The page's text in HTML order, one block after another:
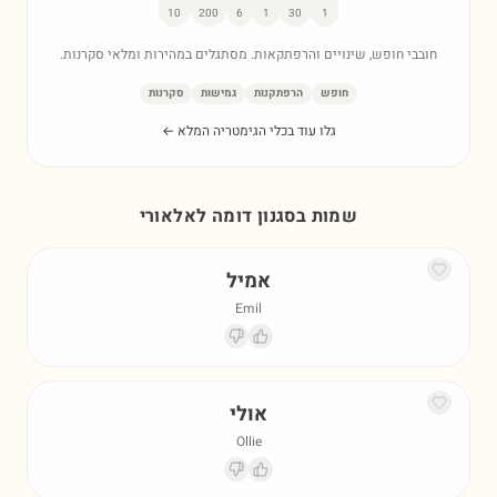
1
30
1
6
200
10
חובבי חופש, שינויים והרפתקאות. מסתגלים במהירות ומלאי סקרנות.
חופש הרפתקנות גמישות סקרנות
גלו עוד בכלי הגימטריה המלא ←
שמות בסגנון דומה לאלאורי
אמיל
Emil
אולי
Ollie